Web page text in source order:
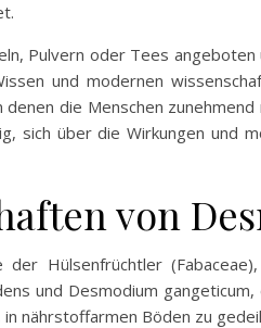
Pulvern oder Tees
und modernen
die Menschen
sich über die Wirkungen und
von
Hülsenfrüchtler
und Desmodium
nährstoffarmen Böden zu